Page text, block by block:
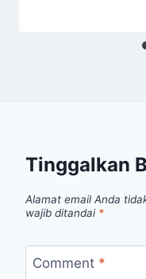
Tinggalkan
Alamat email Anda
wajib ditandai *
Comment *